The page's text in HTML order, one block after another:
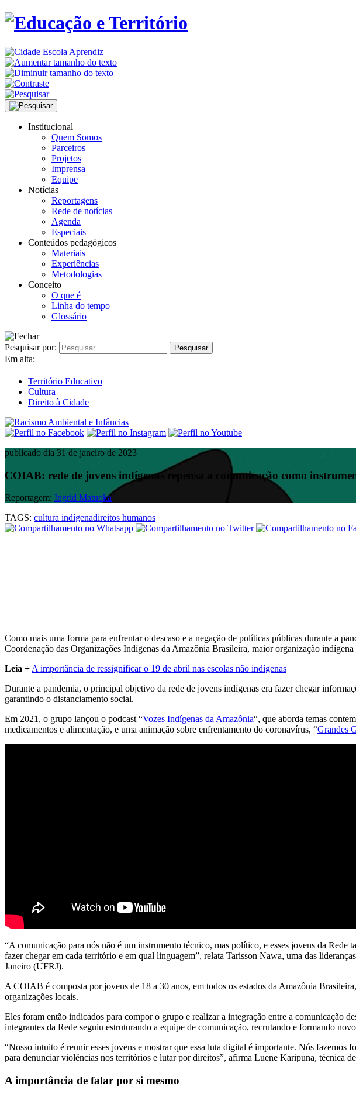
Institucional
Quem Somos
Parceiros
Projetos
Imprensa
Equipe
Notícias
Reportagens
Rede de notícias
Agenda
Especiais
Conteúdos pedagógicos
Materiais
Experiências
Metodologias
Conceito
O que é
Linha do tempo
Glossário
Pesquisar por:
Em alta:
Território Educativo
Cultura
Direito à Cidade
publicado dia 31 de janeiro de 2023
COIAB: rede de jovens indígenas repensa a comunicação como
Reportagem: Ingrid Matuoka
TAGS: cultura indígenadireitos humanos
Como mais uma forma para enfrentar o descaso e a negação de políticas públicas durante a
Coordenação das Organizações Indígenas da Amazônia Brasileira, maior organização
Leia + A importância de ressignificar o 19 de abril nas escolas não indígenas
Durante a pandemia, o principal objetivo da rede de jovens indígenas era fazer chegar
garantindo o distanciamento social.
Em 2021, o grupo lançou o podcast “Vozes Indígenas da Amazônia“, que aborda temas
medicamentos e alimentação, e uma animação sobre enfrentamento do coronavírus, “Grandes
“A comunicação para nós não é um instrumento técnico, mas político, e esses jovens da
fazer chegar em cada território e em qual linguagem”, relata Tarisson Nawa, uma das
Janeiro (UFRJ).
A COIAB é composta por jovens de 18 a 30 anos, em todos os estados da Amazônia
organizações locais.
Eles foram então indicados para compor o grupo e realizar a integração entre a comunicação
integrantes da Rede seguiu estruturando a equipe de comunicação, recrutando e formando
“Nosso intuito é reunir esses jovens e mostrar que essa luta digital é importante. Nós fazemos
para denunciar violências nos territórios e lutar por direitos”, afirma Luene Karipuna, técnica
A importância de falar por si mesmo